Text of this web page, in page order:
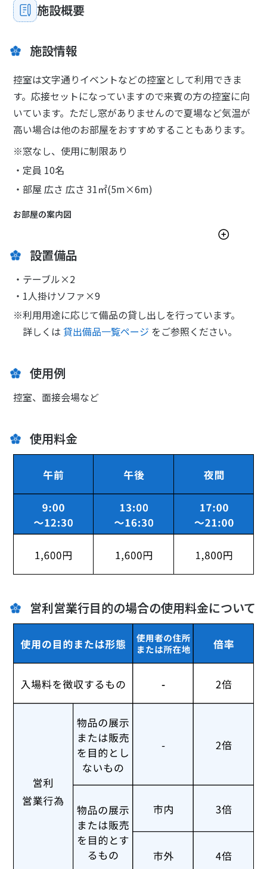
施設概要
施設情報
控室は文字通りイベントなどの控室として利用できま
す。応接セットになっていますので来賓の方の控室に向
いています。ただし窓がありませんので夏場など気温が
高い場合は他のお部屋をおすすめすることもあります。
※窓なし、使用に制限あり
・定員 10名
・部屋 広さ 広さ 31㎡(5m×6m)
お部屋の案内図
設置備品
・テーブル×2
・1人掛けソファ×9
※利用用途に応じて備品の貸し出しを行っています。
詳しくは貸出備品一覧ページ をご参照ください。
使用例
控室、面接会場など
使用料金
営利営業行目的の場合の使用料金について